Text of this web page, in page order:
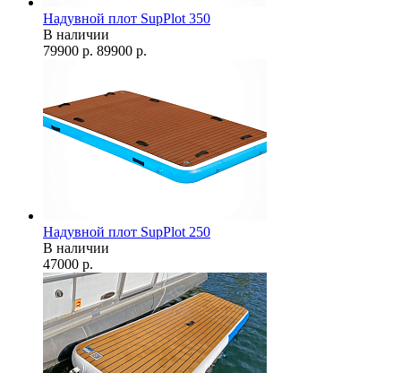
Надувной плот SupPlot 350
В наличии
79900 р. 89900 р.
Надувной плот SupPlot 250
В наличии
47000 р.